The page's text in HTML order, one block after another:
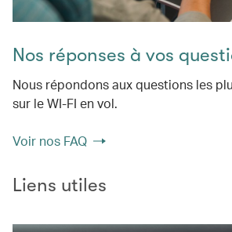
Nos réponses à vos
Nous répondons aux questions les
sur le WI-FI en vol.
Voir nos FAQ
Liens utiles